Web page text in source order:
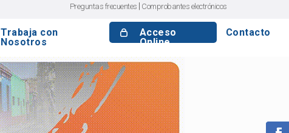
Preguntas frecuentes Comprobantes electrónicos
Trabaja con
Nosotros
Acceso
Online
Contacto